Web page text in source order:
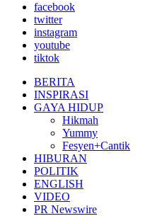
facebook
twitter
instagram
youtube
tiktok
BERITA
INSPIRASI
GAYA HIDUP
Hikmah
Yummy
Fesyen+Cantik
HIBURAN
POLITIK
ENGLISH
VIDEO
PR Newswire